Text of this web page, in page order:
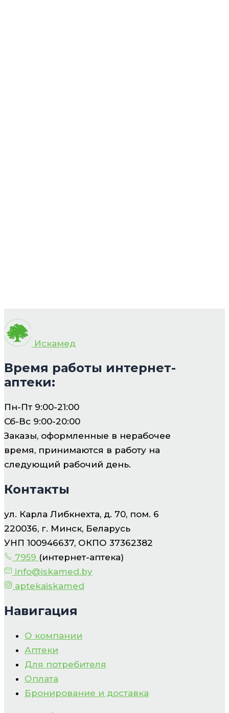
Искамед
Время работы интернет-
аптеки:
Пн-Пт 9:00-21:00
Сб-Вс 9:00-20:00
Заказы, оформленные в нерабочее
время, принимаются в работу на
следующий рабочий день.
Контакты
ул. Карла Либкнехта, д. 70, пом. 6
220036, г. Минск, Беларусь
УНП 100946637, ОКПО 37362382
7959 (интернет-аптека)
info@iskamed.by
aptekaiskamed
Навигация
О компании
Аптеки
Для потребителя
Оплата
Бронирование и доставка